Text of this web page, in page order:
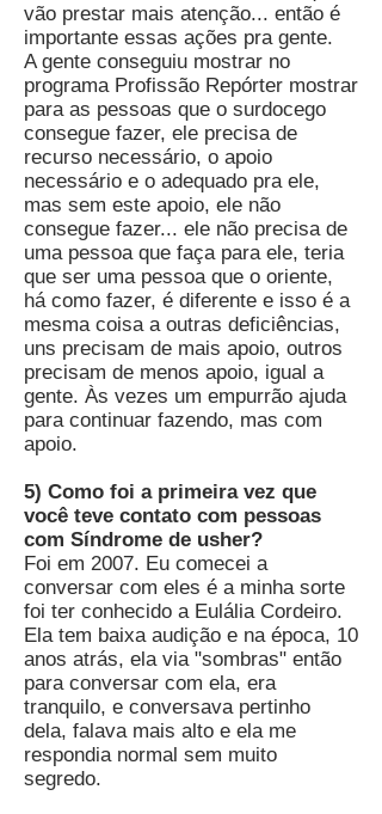
vão prestar mais atenção... então é
importante essas ações pra gente.
A gente conseguiu mostrar no
programa Profissão Repórter mostrar
para as pessoas que o surdocego
consegue fazer, ele precisa de
recurso necessário, o apoio
necessário e o adequado pra ele,
mas sem este apoio, ele não
consegue fazer... ele não precisa de
uma pessoa que faça para ele, teria
que ser uma pessoa que o oriente,
há como fazer, é diferente e isso é a
mesma coisa a outras deficiências,
uns precisam de mais apoio, outros
precisam de menos apoio, igual a
gente. Às vezes um empurrão ajuda
para continuar fazendo, mas com
apoio.
5) Como foi a primeira vez que
você teve contato com pessoas
com Síndrome de usher?
Foi em 2007. Eu comecei a
conversar com eles é a minha sorte
foi ter conhecido a Eulália Cordeiro.
Ela tem baixa audição e na época, 10
anos atrás, ela via "sombras" então
para conversar com ela, era
tranquilo, e conversava pertinho
dela, falava mais alto e ela me
respondia normal sem muito
segredo.